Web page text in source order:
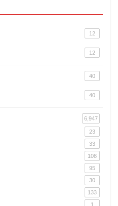
12
12
40
40
6,947
23
33
108
95
30
133
1